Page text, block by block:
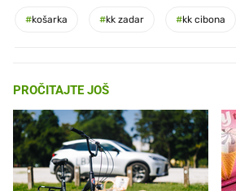
#košarka #kk zadar #kk cibona
PROČITAJTE JOŠ